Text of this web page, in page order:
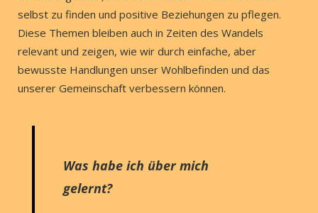
selbst zu finden und positive Beziehungen zu pflegen.
Diese Themen bleiben auch in Zeiten des Wandels
relevant und zeigen, wie wir durch einfache, aber
bewusste Handlungen unser Wohlbefinden und das
unserer Gemeinschaft verbessern können.
Was habe ich über mich
gelernt?